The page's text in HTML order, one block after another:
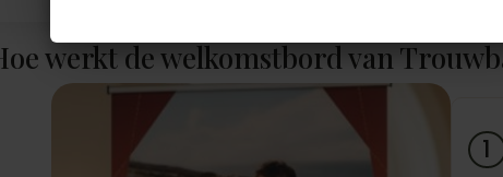
werkt de welkomstbord van
1